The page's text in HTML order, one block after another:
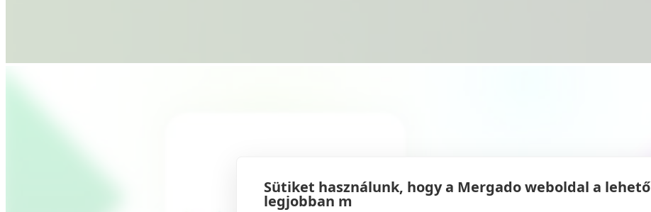
Sütiket használunk, hogy a Mergado weboldal a lehető
legjobban m